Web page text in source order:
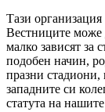
Тази
Вестниците може
малко зависят за
подобен начин,
празни стадиони,
западните си
статута на